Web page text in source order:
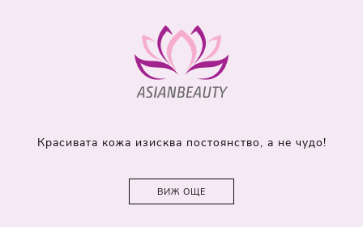
Красивата кожа изисква постоянство, а не чудо!
ВИЖ ОЩЕ